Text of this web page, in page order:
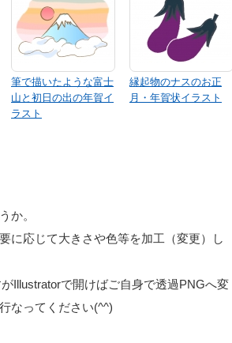
筆で描いたような富士
山と初日の出の年賀イ
ラスト
縁起物のナスのお正
月・年賀状イラスト
か。
に応じて大きさや色等を加工（変更）し
Illustratorで開けばご自身で透過PNGへ変
なってください(^^)